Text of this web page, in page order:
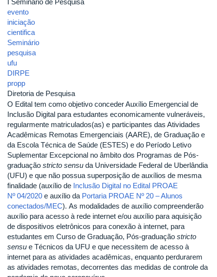
I Seminário de Pesquisa
evento
iniciação
cientifica
Seminário
pesquisa
ufu
DIRPE
propp
Diretoria de Pesquisa
O Edital tem como objetivo conceder Auxílio Emergencial de
Inclusão Digital para estudantes economicamente vulneráveis,
regularmente matriculados(as) e participantes das Atividades
Acadêmicas Remotas Emergenciais (AARE), de Graduação e
da Escola Técnica de Saúde (ESTES) e do Período Letivo
Suplementar Excepcional no âmbito dos Programas de Pós-
graduação stricto sensu da Universidade Federal de Uberlândia
(UFU) e que não possua superposição de auxílios de mesma
finalidade (auxílio de Inclusão Digital no Edital PROAE
Nº 04/2020 e auxílio da Portaria PROAE Nº 20 – Alunos
conectados/MEC). As modalidades de auxílio compreenderão
auxílio para acesso à rede internet e/ou auxílio para aquisição
de dispositivos eletrônicos para conexão à internet, para
estudantes em Curso de Graduação, Pós-graduação stricto
sensu e Técnicos da UFU e que necessitem de acesso à
internet para as atividades acadêmicas, enquanto perdurarem
as atividades remotas, decorrentes das medidas de controle da